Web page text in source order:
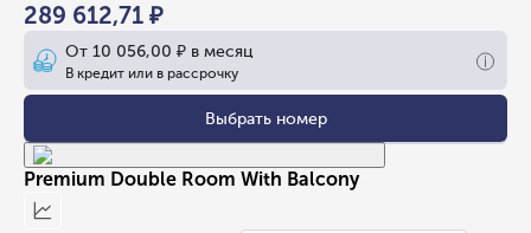
289 612,71 ₽
От 10 056,00 ₽ в месяц
В кредит или в рассрочку
Выбрать номер
Premium Double Room With Balcony